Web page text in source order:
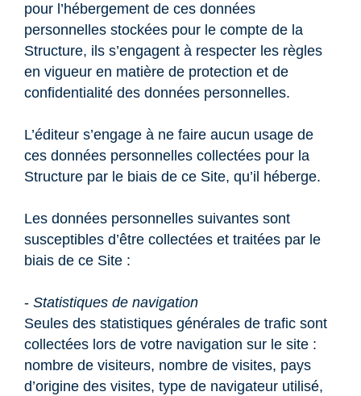
pour l’hébergement de ces données
personnelles stockées pour le compte de la
Structure, ils s’engagent à respecter les règles
en vigueur en matière de protection et de
confidentialité des données personnelles.
L’éditeur s’engage à ne faire aucun usage de
ces données personnelles collectées pour la
Structure par le biais de ce Site, qu’il héberge.
Les données personnelles suivantes sont
susceptibles d’être collectées et traitées par le
biais de ce Site :
- Statistiques de navigation
Seules des statistiques générales de trafic sont
collectées lors de votre navigation sur le site :
nombre de visiteurs, nombre de visites, pays
d’origine des visites, type de navigateur utilisé,